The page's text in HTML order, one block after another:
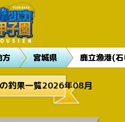
方 宮城県 鹿立漁港(
釣果一覧2026年08月